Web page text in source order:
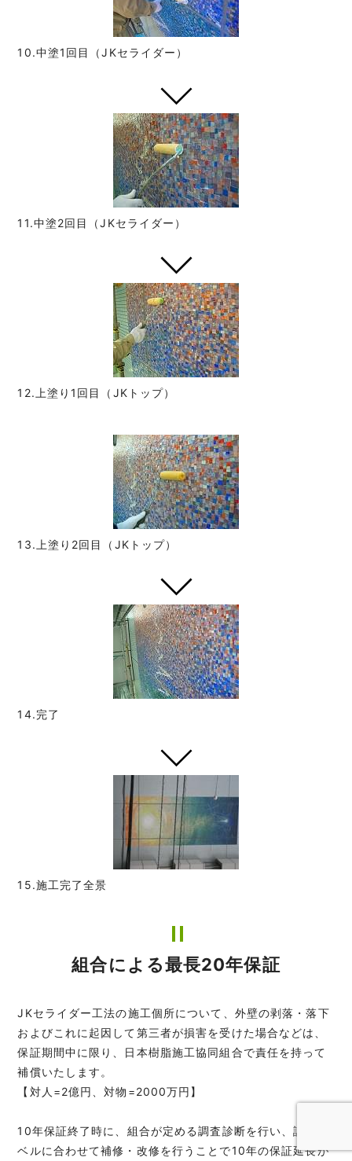
10.中塗1回目（JKセライダー）
11.中塗2回目（JKセライダー）
12.上塗り1回目（JKトップ）
13.上塗り2回目（JKトップ）
14.完了
15.施工完了全景
組合による最長20年保証
JKセライダー工法の施工個所について、外壁の剥落・落下
およびこれに起因して第三者が損害を受けた場合などは、
保証期間中に限り、日本樹脂施工協同組合で責任を持って
補償いたします。
【対人=2億円、対物=2000万円】
10年保証終了時に、組合が定める調査診断を行い、診断レ
ベルに合わせて補修・改修を行うことで10年の保証延長が